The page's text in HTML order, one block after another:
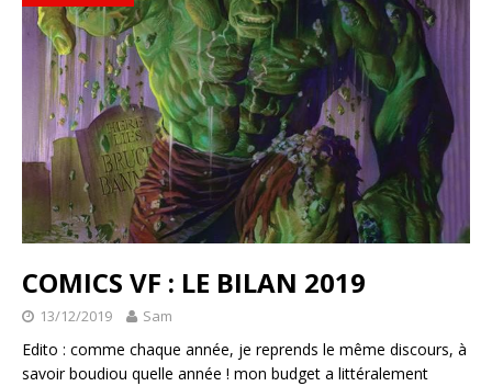
COMICS VF : LE BILAN 2019
13/12/2019 Sam
Edito : comme chaque année, je reprends le même discours, à
savoir boudiou quelle année ! mon budget a littéralement